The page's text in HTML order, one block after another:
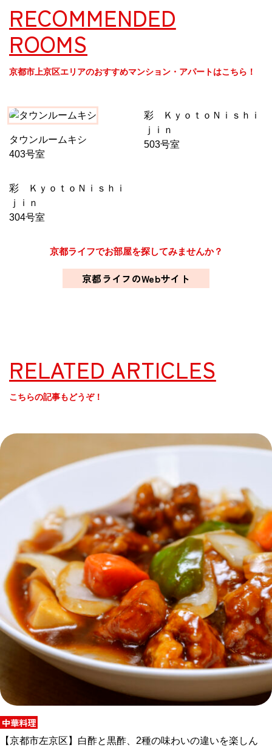
RECOMMENDED
ROOMS
京都市上京区エリアのおすすめマンション・アパートはこちら！
タウンルームキシ
403号室
彩 ＫｙｏｔｏＮｉｓｈｉ
ｊｉｎ
503号室
彩 ＫｙｏｔｏＮｉｓｈｉ
ｊｉｎ
304号室
京都ライフでお部屋を探してみませんか？
京都ライフのWebサイト
RELATED ARTICLES
こちらの記事もどうぞ！
中華料理
【京都市左京区】白酢と黒酢、2種の味わいの違いを楽しん